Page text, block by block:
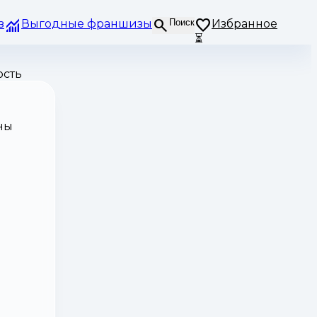
Выгодные франшизы Поиск
Избранное
⏳